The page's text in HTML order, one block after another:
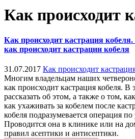
Как происходит
Как происходит кастрация
как происходит кастрации кобеля
31.07.2017 Как происходит
Многим владельцам наших
как происходит кастрация кобеля. В
рассказать об этом, а также о том,
как ухаживать за кобелем после
кобеля подразумевается операция
Проводится она в клинике или на
правил асептики и антисептики.